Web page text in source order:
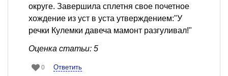
округе. Завершила сплетня свое почетное
хождение из уст в уста утверждением:"У
речки Кулемки давеча мамонт разгуливал!"
Оценка статьи: 5
0 Ответить